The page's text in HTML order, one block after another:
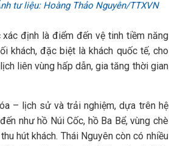
tư liệu: Hoàng Thảo Nguyên/TTXVN
định là điểm đến vệ tinh tiềm năng
khách, đặc biệt là khách quốc tế, cho
liên vùng hấp dẫn, gia tăng thời gian
– lịch sử và trải nghiệm, dựa trên hệ
như hồ Núi Cốc, hồ Ba Bể, vùng chè
hút khách. Thái Nguyên còn có nhiều